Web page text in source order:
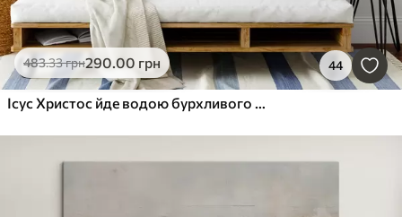
483.33грн290.00 грн 44
Ісус Христос йде водою бурхливого моря до човна